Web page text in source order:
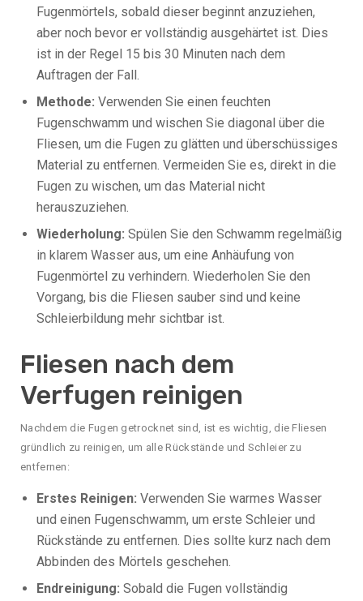
Fugenmörtels, sobald dieser beginnt anzuziehen,
aber noch bevor er vollständig ausgehärtet ist. Dies
ist in der Regel 15 bis 30 Minuten nach dem
Auftragen der Fall.
Methode: Verwenden Sie einen feuchten
Fugenschwamm und wischen Sie diagonal über die
Fliesen, um die Fugen zu glätten und überschüssiges
Material zu entfernen. Vermeiden Sie es, direkt in die
Fugen zu wischen, um das Material nicht
herauszuziehen.
Wiederholung: Spülen Sie den Schwamm regelmäßig
in klarem Wasser aus, um eine Anhäufung von
Fugenmörtel zu verhindern. Wiederholen Sie den
Vorgang, bis die Fliesen sauber sind und keine
Schleierbildung mehr sichtbar ist.
Fliesen nach dem
Verfugen reinigen
Nachdem die Fugen getrocknet sind, ist es wichtig, die Fliesen
gründlich zu reinigen, um alle Rückstände und Schleier zu
entfernen:
Erstes Reinigen: Verwenden Sie warmes Wasser
und einen Fugenschwamm, um erste Schleier und
Rückstände zu entfernen. Dies sollte kurz nach dem
Abbinden des Mörtels geschehen.
Endreinigung: Sobald die Fugen vollständig